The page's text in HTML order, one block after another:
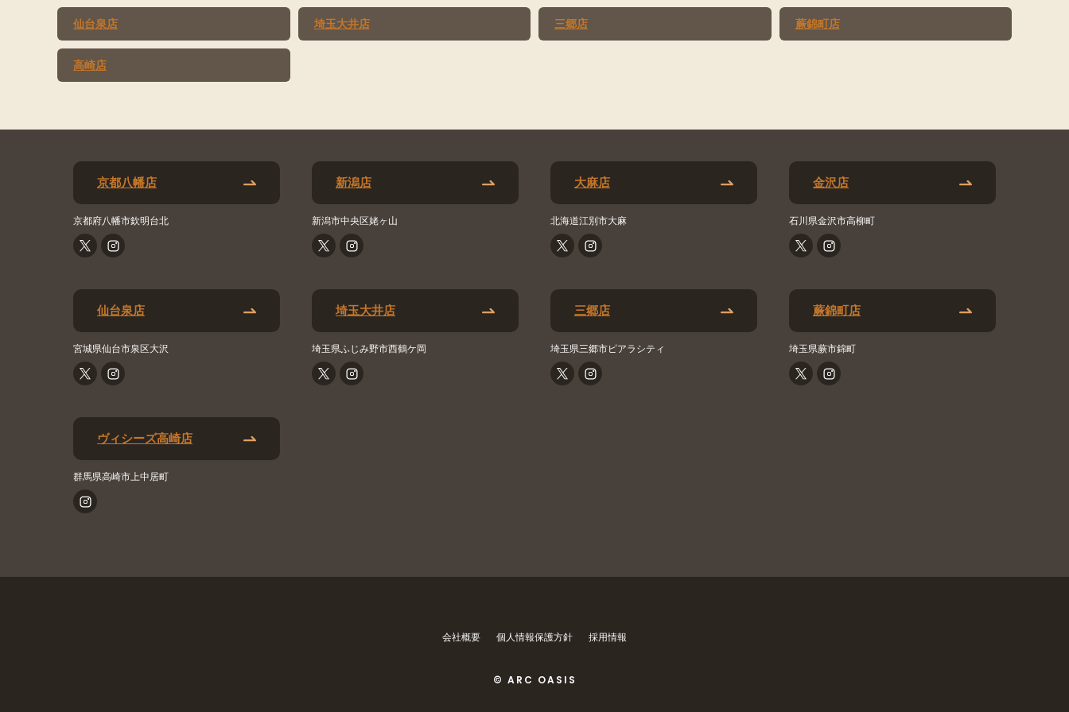
仙台泉店 埼玉大井店 三郷店 蕨錦町店
高崎店
京都八幡店
京都府八幡市欽明台北
新潟店
新潟市中央区姥ヶ山
大麻店
北海道江別市大麻
金沢店
石川県金沢市高柳町
仙台泉店
宮城県仙台市泉区大沢
埼玉大井店
埼玉県ふじみ野市西鶴ケ岡
三郷店
埼玉県三郷市ピアラシティ
蕨錦町店
埼玉県蕨市錦町
ヴィシーズ高崎店
群馬県高崎市上中居町
会社概要 個人情報保護方針 採用情報
© ARC OASIS